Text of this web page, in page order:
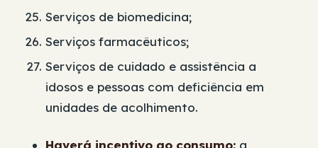
Serviços de biomedicina;
Serviços farmacêuticos;
Serviços de cuidado e assistência a
idosos e pessoas com deficiência em
unidades de acolhimento.
Haverá incentivo ao consumo: a